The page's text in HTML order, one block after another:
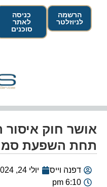
הרשמה
לניוזלטר
כניסה
לאתר
סוכנים
אושר חוק
תחת השפעת
דפנה וייס
יולי 24, 2024
6:10 pm